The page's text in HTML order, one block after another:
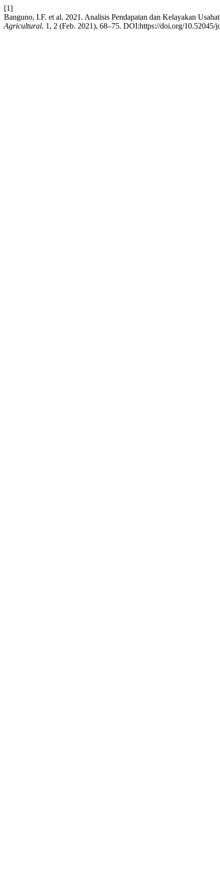
[1]
Banguno, I.F. et al. 2021. Analisis Pendapatan dan Kelayakan
Agricultural. 1, 2 (Feb. 2021), 68–75. DOI:https://doi.org/10.52045/